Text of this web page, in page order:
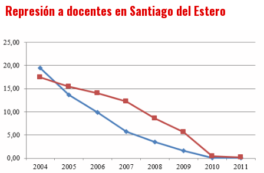
Represión a docentes en Santiago del Estero